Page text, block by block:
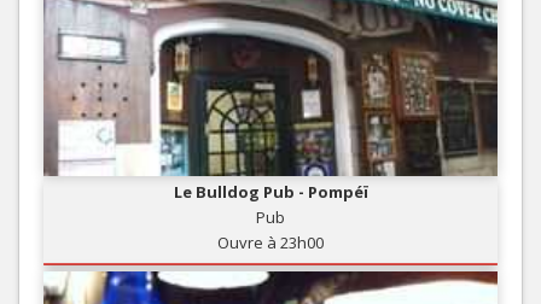
Le Bulldog Pub - Pompéï
Pub
Ouvre à 23h00